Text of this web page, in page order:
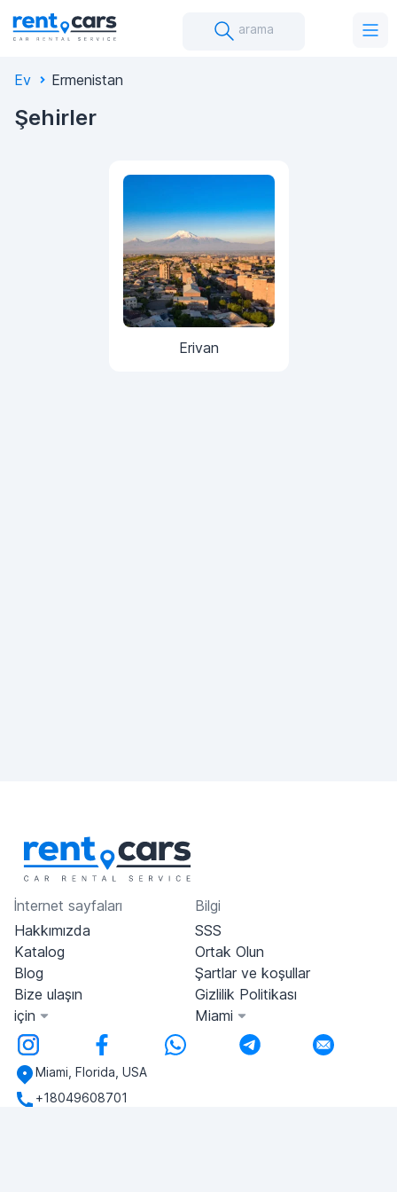
arama
Ev Ermenistan
Şehirler
Erivan
İnternet sayfaları
Hakkımızda
Katalog
Blog
Bize ulaşın
için
Bilgi
SSS
Ortak Olun
Şartlar ve koşullar
Gizlilik Politikası
Miami
Miami, Florida, USA
+18049608701